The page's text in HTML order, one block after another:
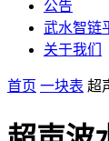
公告
武水智链
关于我们
首页 一块表 超